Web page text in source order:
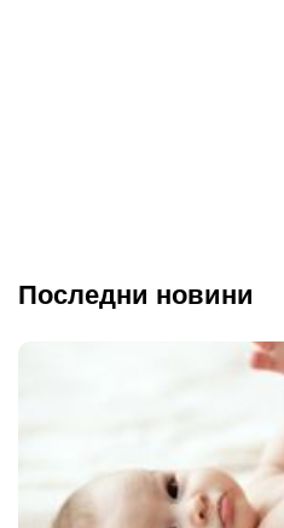
Последни новини